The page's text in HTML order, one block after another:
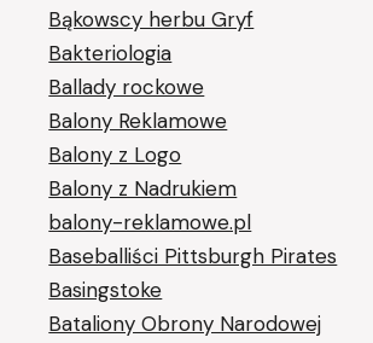
Bąkowscy herbu Gryf
Bakteriologia
Ballady rockowe
Balony Reklamowe
Balony z Logo
Balony z Nadrukiem
balony-reklamowe.pl
Baseballiści Pittsburgh Pirates
Basingstoke
Bataliony Obrony Narodowej